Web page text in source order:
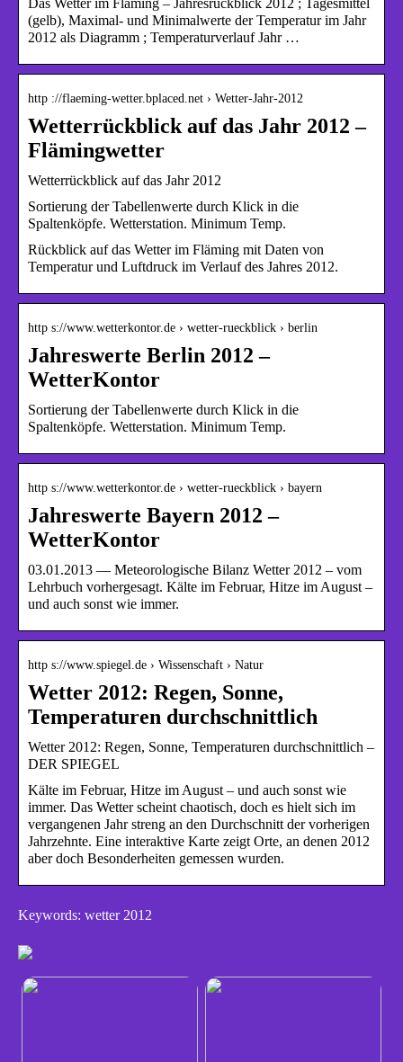
(gelb), Maximal- und Minimalwerte der Temperatur im Jahr
2012 als Diagramm ; Temperaturverlauf Jahr …
http ://flaeming-wetter.bplaced.net › Wetter-Jahr-2012
Wetterrückblick auf das Jahr 2012 –
Flämingwetter
Wetterrückblick auf das Jahr 2012
Sortierung der Tabellenwerte durch Klick in die
Spaltenköpfe. Wetterstation. Minimum Temp.
Rückblick auf das Wetter im Fläming mit Daten von
Temperatur und Luftdruck im Verlauf des Jahres 2012.
http s://www.wetterkontor.de › wetter-rueckblick › berlin
Jahreswerte Berlin 2012 –
WetterKontor
Sortierung der Tabellenwerte durch Klick in die
Spaltenköpfe. Wetterstation. Minimum Temp.
http s://www.wetterkontor.de › wetter-rueckblick › bayern
Jahreswerte Bayern 2012 –
WetterKontor
03.01.2013 — Meteorologische Bilanz Wetter 2012 – vom
Lehrbuch vorhergesagt. Kälte im Februar, Hitze im August –
und auch sonst wie immer.
http s://www.spiegel.de › Wissenschaft › Natur
Wetter 2012: Regen, Sonne,
Temperaturen durchschnittlich
Wetter 2012: Regen, Sonne, Temperaturen durchschnittlich –
DER SPIEGEL
Kälte im Februar, Hitze im August – und auch sonst wie
immer. Das Wetter scheint chaotisch, doch es hielt sich im
vergangenen Jahr streng an den Durchschnitt der vorherigen
Jahrzehnte. Eine interaktive Karte zeigt Orte, an denen 2012
aber doch Besonderheiten gemessen wurden.
Keywords: wetter 2012